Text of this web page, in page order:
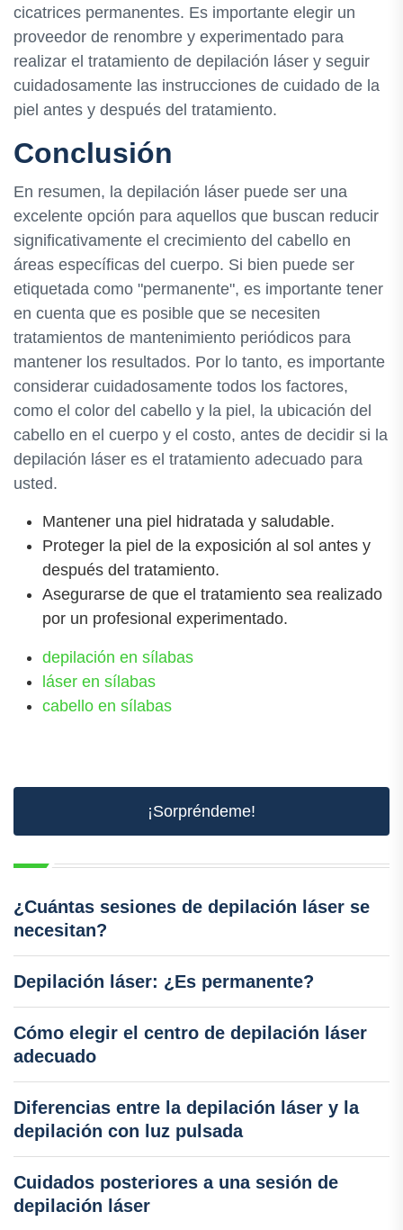
cicatrices permanentes. Es importante elegir un
proveedor de renombre y experimentado para
realizar el tratamiento de depilación láser y seguir
cuidadosamente las instrucciones de cuidado de la
piel antes y después del tratamiento.
Conclusión
En resumen, la depilación láser puede ser una
excelente opción para aquellos que buscan reducir
significativamente el crecimiento del cabello en
áreas específicas del cuerpo. Si bien puede ser
etiquetada como "permanente", es importante tener
en cuenta que es posible que se necesiten
tratamientos de mantenimiento periódicos para
mantener los resultados. Por lo tanto, es importante
considerar cuidadosamente todos los factores,
como el color del cabello y la piel, la ubicación del
cabello en el cuerpo y el costo, antes de decidir si la
depilación láser es el tratamiento adecuado para
usted.
Mantener una piel hidratada y saludable.
Proteger la piel de la exposición al sol antes y
después del tratamiento.
Asegurarse de que el tratamiento sea realizado
por un profesional experimentado.
depilación en sílabas
láser en sílabas
cabello en sílabas
¡Sorpréndeme!
¿Cuántas sesiones de depilación láser se
necesitan?
Depilación láser: ¿Es permanente?
Cómo elegir el centro de depilación láser
adecuado
Diferencias entre la depilación láser y la
depilación con luz pulsada
Cuidados posteriores a una sesión de
depilación láser